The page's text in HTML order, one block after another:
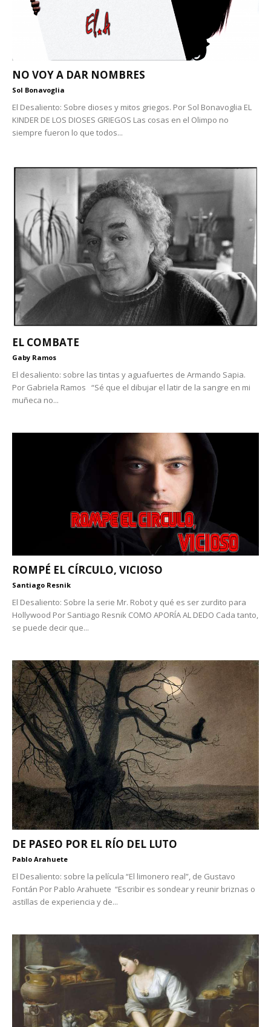
NO VOY A DAR NOMBRES
Sol Bonavoglia
El Desaliento: Sobre dioses y mitos griegos. Por Sol Bonavoglia EL
KINDER DE LOS DIOSES GRIEGOS Las cosas en el Olimpo no
siempre fueron lo que todos...
EL COMBATE
Gaby Ramos
El desaliento: sobre las tintas y aguafuertes de Armando Sapia.
Por Gabriela Ramos “Sé que el dibujar el latir de la sangre en mi
muñeca no...
ROMPÉ EL CÍRCULO, VICIOSO
Santiago Resnik
El Desaliento: Sobre la serie Mr. Robot y qué es ser zurdito para
Hollywood Por Santiago Resnik COMO APORÍA AL DEDO Cada tanto,
se puede decir que...
DE PASEO POR EL RÍO DEL LUTO
Pablo Arahuete
El Desaliento: sobre la película “El limonero real”, de Gustavo
Fontán Por Pablo Arahuete “Escribir es sondear y reunir briznas o
astillas de experiencia y de...